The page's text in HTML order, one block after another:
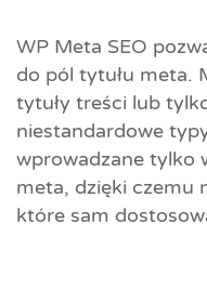
WP Meta SEO
do pól tytułu meta.
tytuły treści lub
niestandardowe
wprowadzane tylko
meta, dzięki czemu
które sam